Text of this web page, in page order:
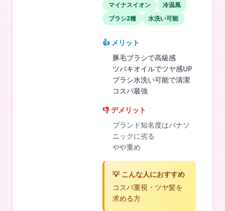
マイナスイオン
冷温風
ブラシ2種
水洗い可能
👍 メリット
豚毛ブラシで高級感
ツバキオイルでツヤ感UP
ブラシ水洗い可能で清潔
コスパ最強
👎 デメリット
ブランド知名度はパナソ
ニックに劣る
やや重め
💡 こんな人におすすめ
コスパ重視・ツヤ髪を
求める方